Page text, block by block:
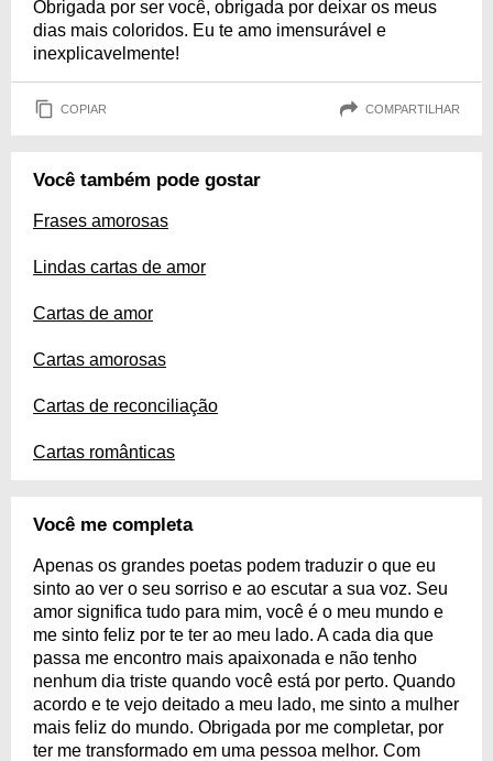
Obrigada por ser você, obrigada por deixar os meus
dias mais coloridos. Eu te amo imensurável e
inexplicavelmente!
COPIAR COMPARTILHAR
Você também pode gostar
Frases amorosas
Lindas cartas de amor
Cartas de amor
Cartas amorosas
Cartas de reconciliação
Cartas românticas
Você me completa
Apenas os grandes poetas podem traduzir o que eu
sinto ao ver o seu sorriso e ao escutar a sua voz. Seu
amor significa tudo para mim, você é o meu mundo e
me sinto feliz por te ter ao meu lado. A cada dia que
passa me encontro mais apaixonada e não tenho
nenhum dia triste quando você está por perto. Quando
acordo e te vejo deitado a meu lado, me sinto a mulher
mais feliz do mundo. Obrigada por me completar, por
ter me transformado em uma pessoa melhor. Com